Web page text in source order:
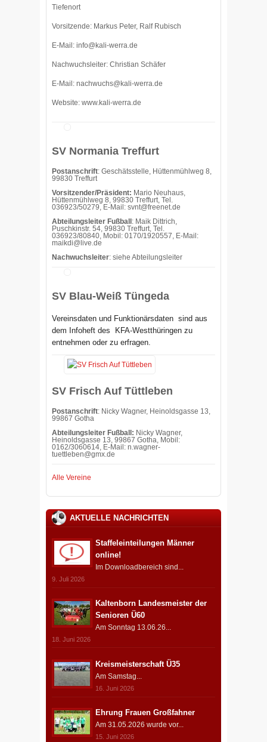
Tiefenort
Vorsitzende: Markus Peter, Ralf Rubisch
E-Mail: info@kali-werra.de
Nachwuchsleiter: Christian Schäfer
E-Mail: nachwuchs@kali-werra.de
Website: www.kali-werra.de
SV Normania Treffurt
Postanschrift: Geschätsstelle, Hüttenmühlweg 8,
99830 Treffurt
Vorsitzender/Präsident: Mario Neuhaus,
Hüttenmühlweg 8, 99830 Treffurt, Tel.
036923/50279, E-Mail: svnt@freenet.de
Abteilungsleiter Fußball : Maik Dittrich,
Puschkinstr. 54, 99830 Treffurt, Tel.
036923/80840, Mobil: 0170/1920557, E-Mail:
maikdi@live.de
Nachwuchsleiter: siehe Abteilungsleiter
SV Blau-Weiß Tüngeda
Vereinsdaten und Funktionärsdaten sind aus
dem Infoheft des
KFA-Westthüringen zu
entnehmen oder zu erfragen.
SV Frisch Auf Tüttleben
Postanschrift: Nicky Wagner, Heinoldsgasse 13,
99867 Gotha
Abteilungsleiter Fußball: Nicky Wagner,
Heinoldsgasse 13, 99867 Gotha, Mobil:
0162/3060614, E-Mail: n.wagner-
tuettleben@gmx.de
Alle Vereine
AKTUELLE NACHRICHTEN
Staffeleinteilungen Männer
online!
Im Downloadbereich sind...
9. Juli 2026
Kaltenborn Landesmeister der
Senioren Ü60
Am Sonntag 13.06.26...
18. Juni 2026
Kreismeisterschaft Ü35
Am Samstag...
16. Juni 2026
Ehrung Frauen Großfahner
Am 31.05.2026 wurde vor...
15. Juni 2026